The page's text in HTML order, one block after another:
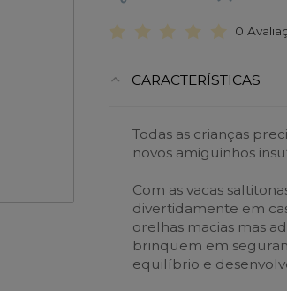
0
CARACTERÍSTICAS
Todas as crianças
novos amiguinhos
Com as vacas
divertidamente em
orelhas macias mas
brinquem em
equilíbrio e